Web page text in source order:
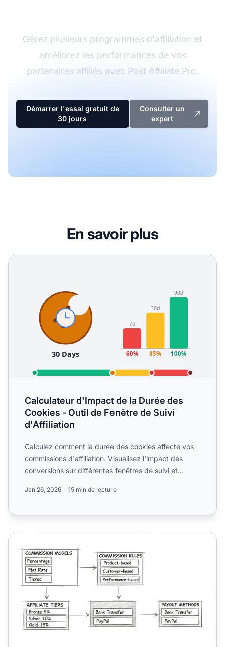
Gérez plusieurs programmes d'affiliation et
améliorez les performances de vos
partenaires affiliés avec Post Affiliate Pro.
Démarrer l'essai gratuit de
30 jours
Consulter un
expert
En savoir plus
Calculateur d'Impact de la Durée des Cookies - Outil de
Calculateur d'Impact de la Durée des
Cookies - Outil de Fenêtre de Suivi
d'Affiliation
Calculez comment la durée des cookies affecte vos
commissions d'affiliation. Visualisez l'impact des
conversions sur différentes fenêtres de suivi et
Jan 26, 2026 15 min de lecture
Comment configurer des structures de commissions